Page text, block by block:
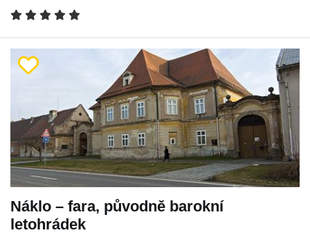
Náklo – fara, původně barokní
letohrádek